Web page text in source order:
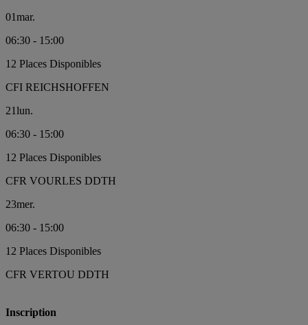
01mar.
06:30 - 15:00
12 Places Disponibles
CFI REICHSHOFFEN
21lun.
06:30 - 15:00
12 Places Disponibles
CFR VOURLES DDTH
23mer.
06:30 - 15:00
12 Places Disponibles
CFR VERTOU DDTH
Inscription